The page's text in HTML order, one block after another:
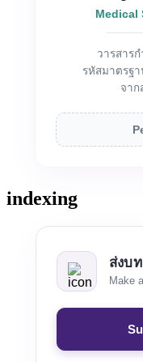
Medical
วารสาร
รหัสมาตรฐ
จา
indexing
ส่งบ
Make